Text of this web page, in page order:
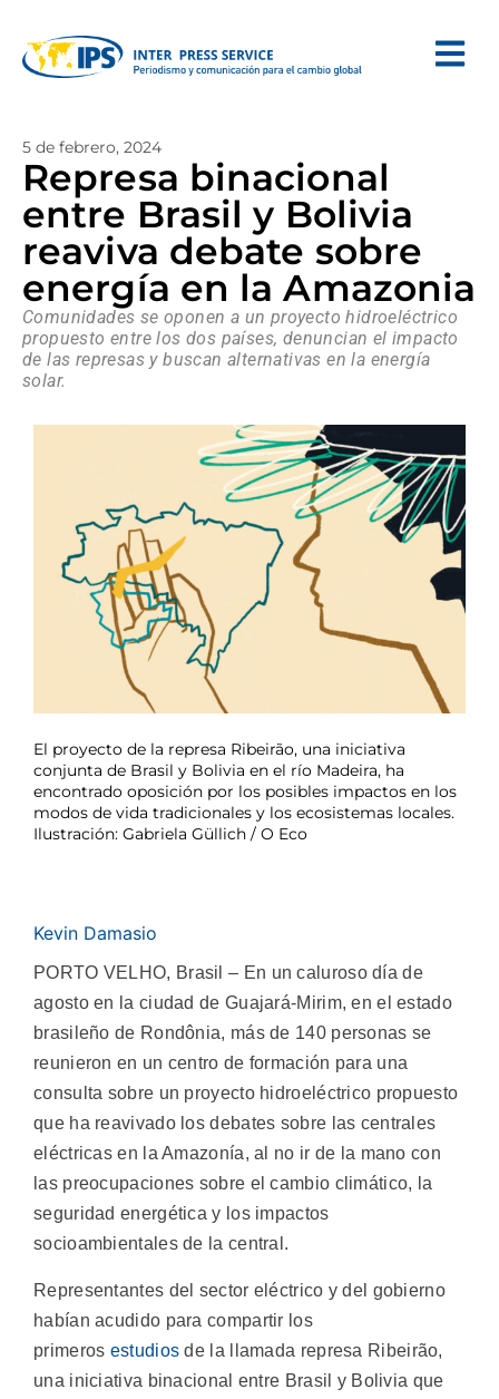
5 de febrero, 2024
Represa binacional
entre Brasil y Bolivia
reaviva debate sobre
energía en la Amazonia
Comunidades se oponen a un proyecto hidroeléctrico
propuesto entre los dos países, denuncian el impacto
de las represas y buscan alternativas en la energía
solar.
El proyecto de la represa Ribeirão, una iniciativa
conjunta de Brasil y Bolivia en el río Madeira, ha
encontrado oposición por los posibles impactos en los
modos de vida tradicionales y los ecosistemas locales.
Ilustración: Gabriela Güllich / O Eco
Kevin Damasio
PORTO VELHO, Brasil – En un caluroso día de
agosto en la ciudad de Guajará-Mirim, en el estado
brasileño de Rondônia, más de 140 personas se
reunieron en un centro de formación para una
consulta sobre un proyecto hidroeléctrico propuesto
que ha reavivado los debates sobre las centrales
eléctricas en la Amazonía, al no ir de la mano con
las preocupaciones sobre el cambio climático, la
seguridad energética y los impactos
socioambientales de la central.
Representantes del sector eléctrico y del gobierno
habían acudido para compartir los
primeros estudios de la llamada represa Ribeirão,
una iniciativa binacional entre Brasil y Bolivia que